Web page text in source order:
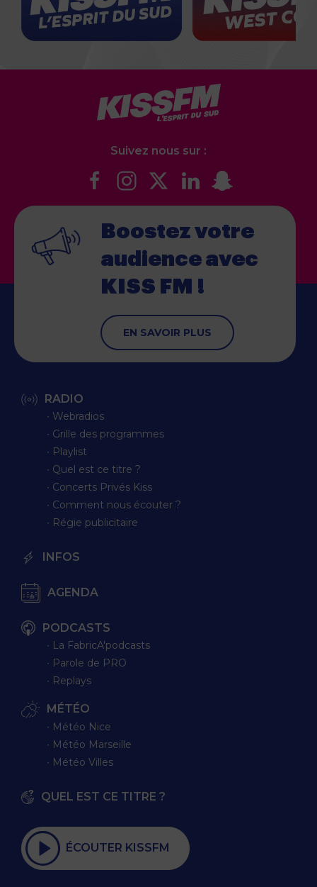
Suivez nous sur :
Boostez votre
audience avec
KISS FM !
EN SAVOIR PLUS
RADIO
∙ Webradios
∙ Grille des programmes
∙ Playlist
∙ Quel est ce titre ?
∙ Concerts Privés Kiss
∙ Comment nous écouter ?
∙ Régie publicitaire
INFOS
AGENDA
PODCASTS
∙ La FabricA'podcasts
∙ Parole de PRO
∙ Replays
MÉTÉO
∙ Météo Nice
∙ Météo Marseille
∙ Météo Villes
QUEL EST CE TITRE ?
ÉCOUTER KISSFM